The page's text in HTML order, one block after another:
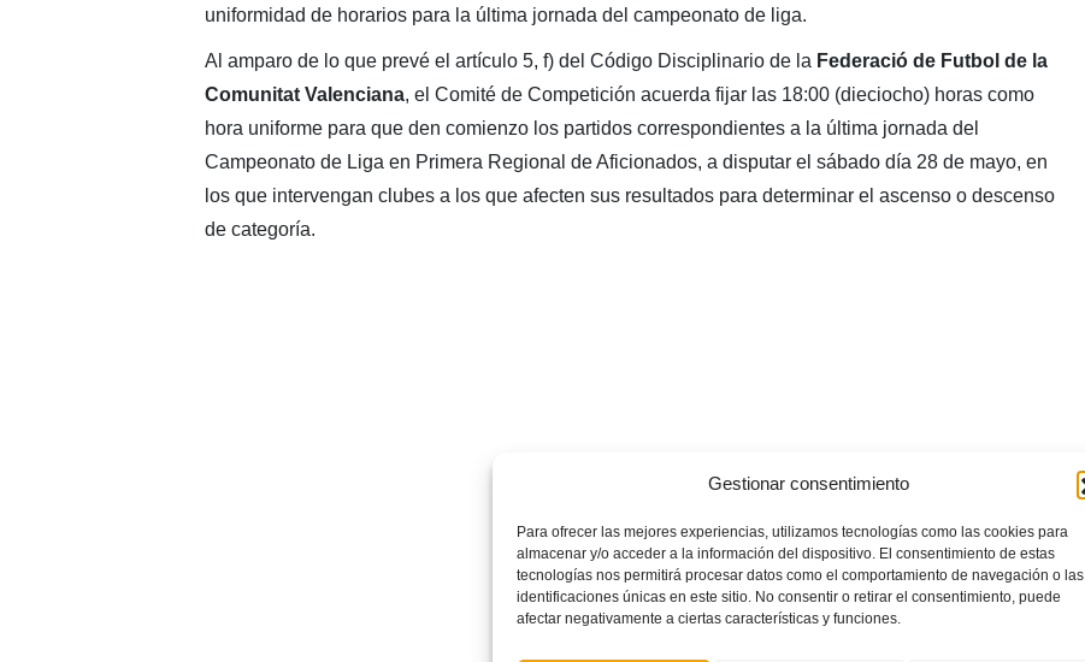
Gestionar consentimiento
Para ofrecer las mejores experiencias, utilizamos tecnologías como las cookies para
almacenar y/o acceder a la información del dispositivo. El consentimiento de estas
tecnologías nos permitirá procesar datos como el comportamiento de navegación o las
identificaciones únicas en este sitio. No consentir o retirar el consentimiento, puede
afectar negativamente a ciertas características y funciones.
uniformidad de horarios para la última jornada del campeonato de liga.
Al amparo de lo que prevé el artículo 5, f) del Código Disciplinario de la Federació de Futbol de la
Comunitat Valenciana, el Comité de Competición acuerda fijar las 18:00 (dieciocho) horas como
hora uniforme para que den comienzo los partidos correspondientes a la última jornada del
Campeonato de Liga en Primera Regional de Aficionados, a disputar el sábado día 28 de mayo, en
los que intervengan clubes a los que afecten sus resultados para determinar el ascenso o descenso
de categoría.